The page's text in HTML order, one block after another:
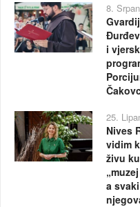
8.
i
25.
Nives
vidim
živu
a